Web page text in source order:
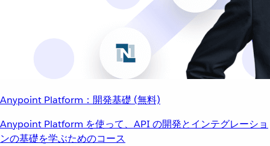
Anypoint Platform：開発基礎 (無料)
Anypoint Platform を使って、API の開発とインテグレーショ
ンの基礎を学ぶためのコース